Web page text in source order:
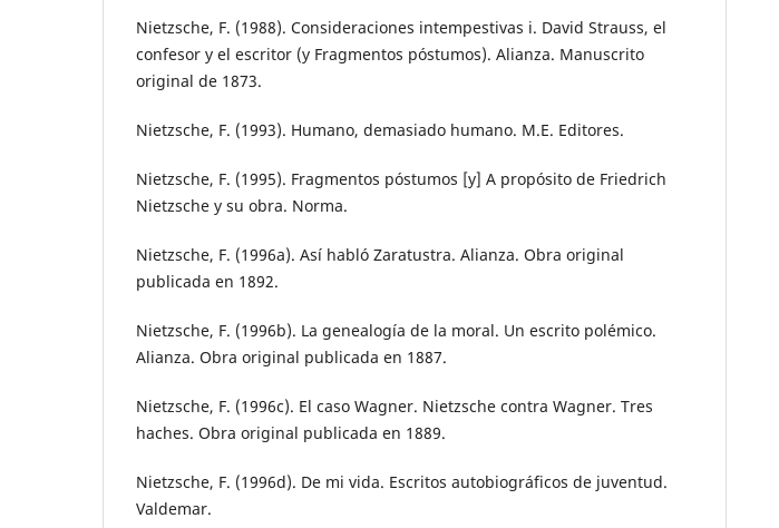
Nietzsche, F. (1988). Consideraciones intempestivas i. David Strauss, el
confesor y el escritor (y Fragmentos póstumos). Alianza. Manuscrito
original de 1873.
Nietzsche, F. (1993). Humano, demasiado humano. M.E. Editores.
Nietzsche, F. (1995). Fragmentos póstumos [y] A propósito de Friedrich
Nietzsche y su obra. Norma.
Nietzsche, F. (1996a). Así habló Zaratustra. Alianza. Obra original
publicada en 1892.
Nietzsche, F. (1996b). La genealogía de la moral. Un escrito polémico.
Alianza. Obra original publicada en 1887.
Nietzsche, F. (1996c). El caso Wagner. Nietzsche contra Wagner. Tres
haches. Obra original publicada en 1889.
Nietzsche, F. (1996d). De mi vida. Escritos autobiográficos de juventud.
Valdemar.